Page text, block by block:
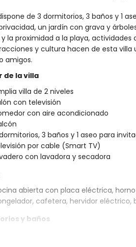
de 3 dormitorios, 3 baños y 1
un jardín con grava y
la proximidad a la playa,
y cultura hacen de esta villa
amigos.
de la villa
villa de 2 niveles
con televisión
con aire acondicionado
3 baños y 1 aseo para
por cable (Smart TV)
con lavadora y secadora
abierta con placa eléctrica,
cafetera, hervidor eléctrico,
y baños